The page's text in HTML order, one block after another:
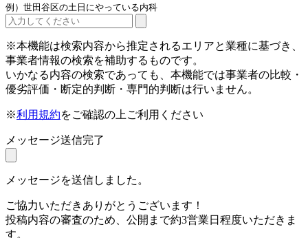
例）世田谷区の土日にやっている内科
※本機能は検索内容から推定されるエリアと業種に基づき、
事業者情報の検索を補助するものです。
いかなる内容の検索であっても、本機能では事業者の比較・
優劣評価・断定的判断・専門的判断は行いません。
※利用規約をご確認の上ご利用ください
メッセージ送信完了
メッセージを送信しました。
ご協力いただきありがとうございます！
投稿内容の審査のため、公開まで約3営業日程度いただきま
す。